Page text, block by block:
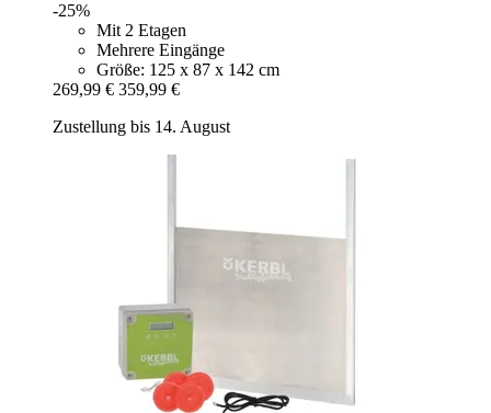
-25%
Mit 2 Etagen
Mehrere Eingänge
Größe: 125 x 87 x 142 cm
269,99 € 359,99 €
Zustellung bis 14. August